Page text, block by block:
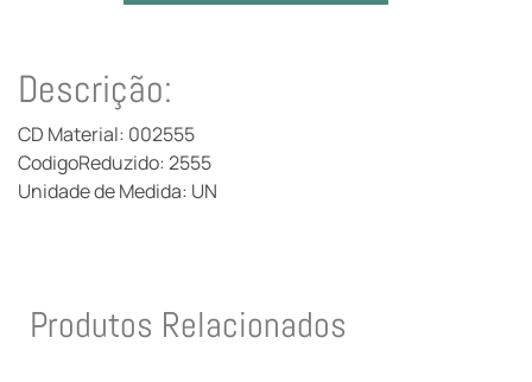
Descrição:
CD Material: 002555
CodigoReduzido: 2555
Unidade de Medida: UN
Produtos Relacionados